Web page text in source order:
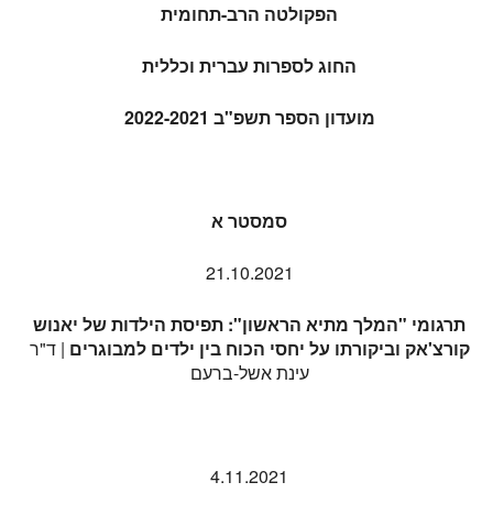
הפקולטה הרב-תחומית
החוג לספרות עברית וכללית
מועדון הספר תשפ"ב 2022-2021
סמסטר א
21.10.2021
תרגומי "המלך מתיא הראשון": תפיסת הילדות של יאנוש
קורצ'אק וביקורתו על יחסי הכוח בין ילדים למבוגרים | ד"ר
עינת אשל-ברעם
4.11.2021